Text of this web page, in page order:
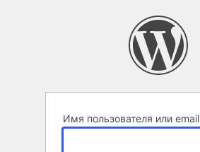
Имя пользователя или email